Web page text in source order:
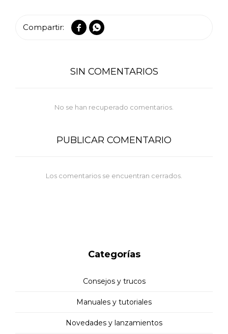
 
SIN COMENTARIOS
No se han recuperado comentarios.
PUBLICAR COMENTARIO
Los comentarios se encuentran cerrados.
Categorías
Consejos y trucos
Manuales y tutoriales
Novedades y lanzamientos